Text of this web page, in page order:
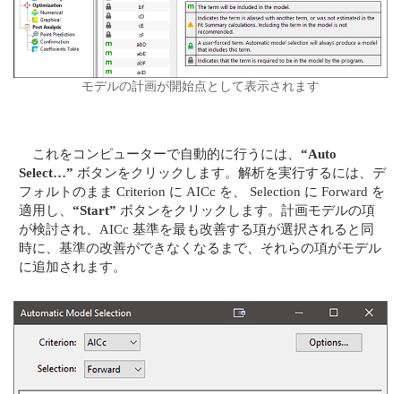
モデルの計画が開始点として表示されます
これをコンピューターで自動的に行うには、“Auto
Select…” ボタンをクリックします。解析を実行するには、デ
フォルトのまま Criterion に AICc を、 Selection に Forward を
適用し、“Start” ボタンをクリックします。計画モデルの項
が検討され、AICc 基準を最も改善する項が選択されると同
時に、基準の改善ができなくなるまで、それらの項がモデル
に追加されます。